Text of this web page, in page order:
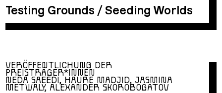
Testing Grounds / Seeding Worlds
VERÖFFENTLICHUNG DER
PREISTRÄGER*INNEN
NEDA SAEEDI, HAURE MADJID, JASMINA
METWALY, ALEXANDER SKOROBOGATOV